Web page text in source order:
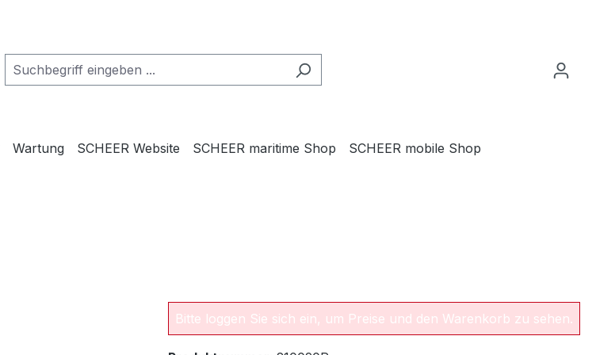
Wartung SCHEER Website SCHEER maritime Shop SCHEER mobile Shop
Bitte loggen Sie sich ein, um Preise und den Warenkorb zu sehen.